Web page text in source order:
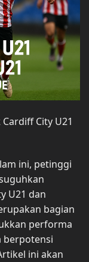
City U21
ini, petinggi
U21 dan
bagian
performa
berpotensi
ini akan